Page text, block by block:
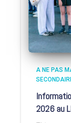
A NE PAS
2026 au